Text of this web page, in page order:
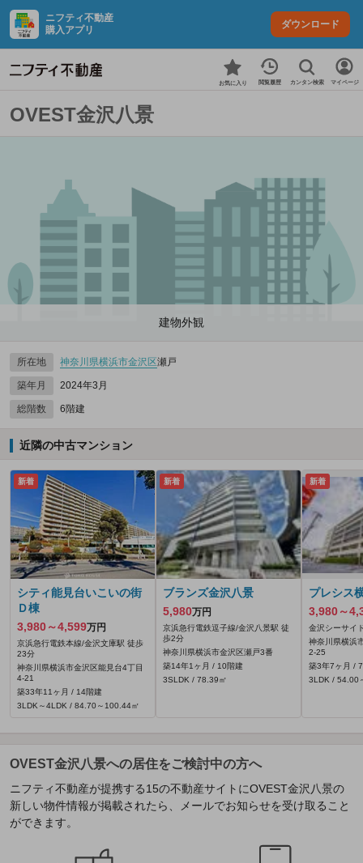
ニフティ不動産
購入アプリ
ダウンロード
お気に入り 閲覧履歴 カンタン検索 マイページ
OVEST金沢八景
建物外観
所在地 神奈川県横浜市金沢区瀬戸
築年月 2024年3月
総階数 6階建
近隣の中古マンション
新着
シティ能見台いこいの街
Ｄ棟
3,980～4,599万円
京浜急行電鉄本線/金沢文庫駅 徒歩
23分
神奈川県横浜市金沢区能見台4丁目
4-21
築33年11ヶ月 / 14階建
3LDK～4LDK / 84.70～100.44㎡
新着
ブランズ金沢八景
5,980万円
京浜急行電鉄逗子線/金沢八景駅 徒
歩2分
神奈川県横浜市金沢区瀬戸3番
築14年1ヶ月 / 10階建
3SLDK / 78.39㎡
新着
プレシス
3,980～
金沢シーサイ
神奈川県横浜
2-25
築3年7ヶ月 /
3LDK / 54.00
OVEST金沢八景への居住をご検討中の方へ
ニフティ不動産が提携する15の不動産サイトにOVEST金沢八景の
新しい物件情報が掲載されたら、メールでお知らせを受け取ること
ができます。